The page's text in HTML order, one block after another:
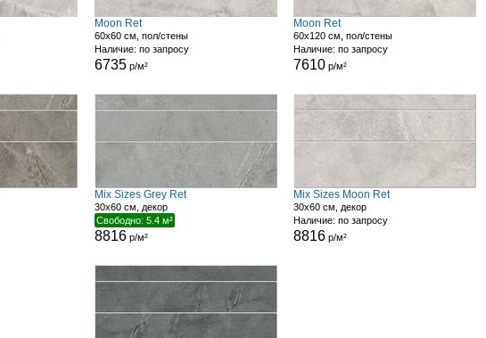
Moon Ret
60x60 см, пол/стены
Наличие: по запросу
6735р/м²
Moon Ret
60x120 см, пол/стены
Наличие: по запросу
7610 р/м²
Mix Sizes Grey Ret
30x60 см, декор
Свободно: 5.4 м²
8816р/м²
Mix Sizes Moon Ret
30x60 см, декор
Наличие: по запросу
8816 р/м²